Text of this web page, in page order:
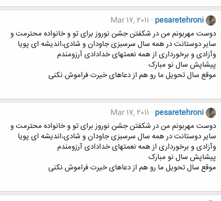
pesaretehroni
Mar 17, 2011
دوست مهربونم من در شکفتن جشن نوروز برای تو و خانواده محترمت و
سایر دوستانت در همه سال سرسبزی جاودان و شادی،اندیشه ای پویا
وآزادی و برخورداری از همه نعمتهای خدادادی آرزومندم
پیشاپش سال نو مبارک
موقع سال تحویل ما رو هم از دعاهای خیرت فراموش نکنی
pesaretehroni
Mar 17, 2011
دوست مهربونم من در شکفتن جشن نوروز برای تو و خانواده محترمت و
سایر دوستانت در همه سال سرسبزی جاودان و شادی،اندیشه ای پویا
وآزادی و برخورداری از همه نعمتهای خدادادی آرزومندم
پیشاپش سال نو مبارک
موقع سال تحویل ما رو هم از دعاهای خیرت فراموش نکنی